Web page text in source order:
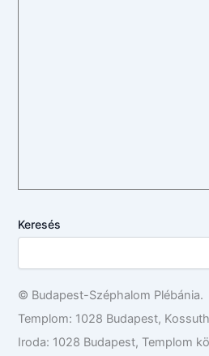
Keresés
© Budapest-Széphalom Plébánia.
Templom: 1028 Budapest,
Iroda: 1028 Budapest, Templom